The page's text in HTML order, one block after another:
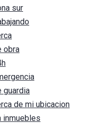
sur
obra
guardia
de mi ubicacion
inmuebles